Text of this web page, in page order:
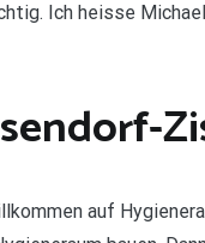
Ich heisse
auf